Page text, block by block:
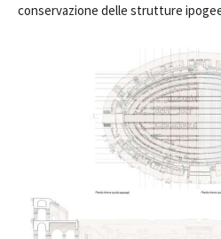
conservazione delle strutture